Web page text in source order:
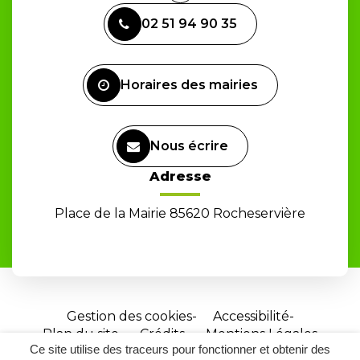
Ce site utilise des traceurs pour fonctionner et obtenir des
le
compte
02 51 94 90 35
Horaires des mairies
Nous écrire
Adresse
Place de la Mairie 85620 Rocheservière
Gestion des cookies
Accessibilité
Plan du site
Crédits
Mentions Légales